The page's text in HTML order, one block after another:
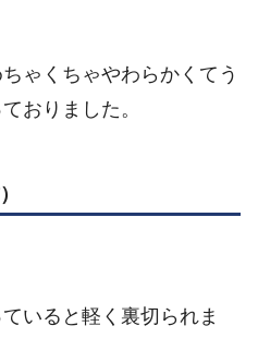
ゃくちゃやわらかくてう
おりました。
いると軽く裏切られま